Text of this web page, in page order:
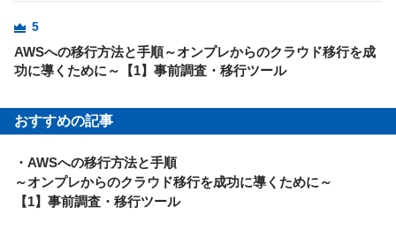
5
AWSへの移行方法と手順～オンプレからのクラウド移行を成
功に導くために～【1】事前調査・移行ツール
おすすめの記事
・AWSへの移行方法と手順
～オンプレからのクラウド移行を成功に導くために～
【1】事前調査・移行ツール